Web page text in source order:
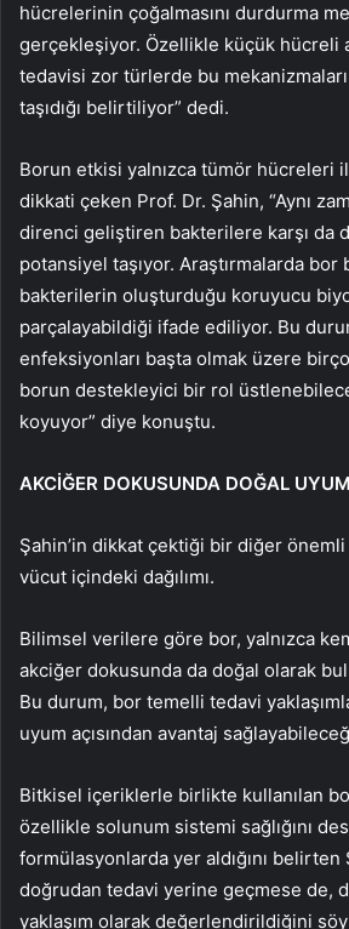
hücrelerinin çoğalmasını durdurma
gerçekleşiyor. Özellikle küçük hücreli
tedavisi zor türlerde bu
taşıdığı belirtiliyor” dedi.
Borun etkisi yalnızca tümör hücreleri ile
dikkati çeken Prof. Dr. Şahin, “Aynı
direnci geliştiren bakterilere karşı da
potansiyel taşıyor. Araştırmalarda
bakterilerin oluşturduğu koruyucu
parçalayabildiği ifade ediliyor. Bu
enfeksiyonları başta olmak üzere
borun destekleyici bir rol
koyuyor” diye konuştu.
AKCİĞER DOKUSUNDA DOĞAL UYUM
Şahin’in dikkat çektiği bir diğer
vücut içindeki dağılımı.
Bilimsel verilere göre bor, yalnızca
akciğer dokusunda da doğal olarak
Bu durum, bor temelli tedavi
uyum açısından avantaj
Bitkisel içeriklerle birlikte kullanılan
özellikle solunum sistemi sağlığını
formülasyonlarda yer aldığını
doğrudan tedavi yerine geçmese de,
yaklaşım olarak değerlendirildiğini